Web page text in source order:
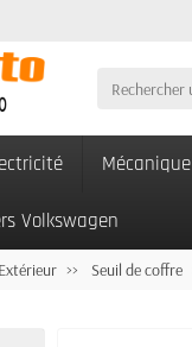
Mécanique
Volkswagen
Seuil de coffre